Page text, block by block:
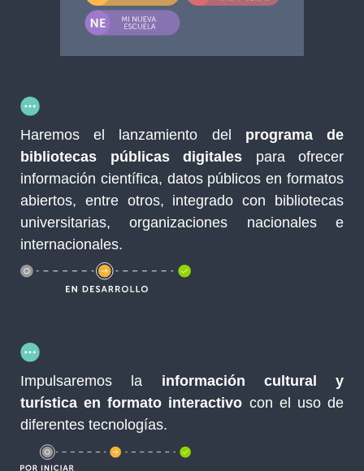
Haremos el lanzamiento del programa de
bibliotecas públicas digitales para ofrecer
información científica, datos públicos en formatos
abiertos, entre otros, integrado con bibliotecas
universitarias, organizaciones nacionales e
internacionales.
Impulsaremos la información cultural y
turística en formato interactivo con el uso de
diferentes tecnologías.